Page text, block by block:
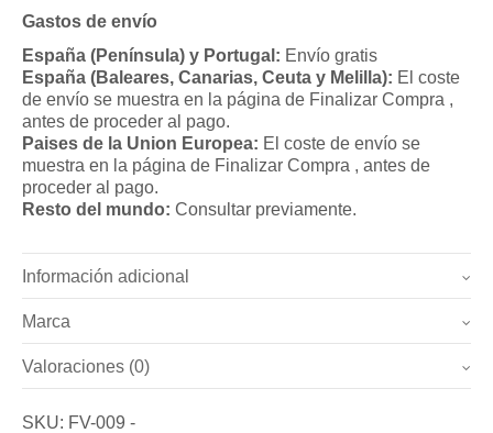
Gastos de envío
España (Península) y Portugal: Envío gratis
España (Baleares, Canarias, Ceuta y Melilla): El coste
de envío se muestra en la página de Finalizar Compra ,
antes de proceder al pago.
Paises de la Union Europea: El coste de envío se
muestra en la página de Finalizar Compra , antes de
proceder al pago.
Resto del mundo: Consultar previamente.
Información adicional
Peso
Dimensiones 27 × 22 × 51 cm
Marca
Marca
Bronzeder
Valoraciones (0)
SKU: FV-009 -